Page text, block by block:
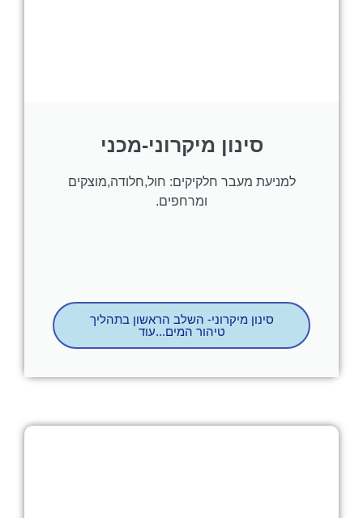
סינון מיקרוני-מכני
למניעת מעבר חלקיקים: חול,חלודה,מוצקים
ומרחפים.
סינון מיקרוני- השלב הראשון בתהליך
טיהור המים...עוד